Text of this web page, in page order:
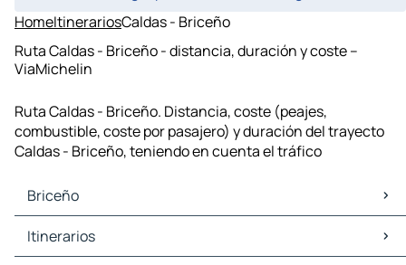
HomeItinerariosCaldas - Briceño
Ruta Caldas - Briceño - distancia, duración y coste –
ViaMichelin
Ruta Caldas - Briceño. Distancia, coste (peajes,
combustible, coste por pasajero) y duración del trayecto
Caldas - Briceño, teniendo en cuenta el tráfico
Briceño
Briceño Mapas Planos
Briceño Trafico
Itinerarios